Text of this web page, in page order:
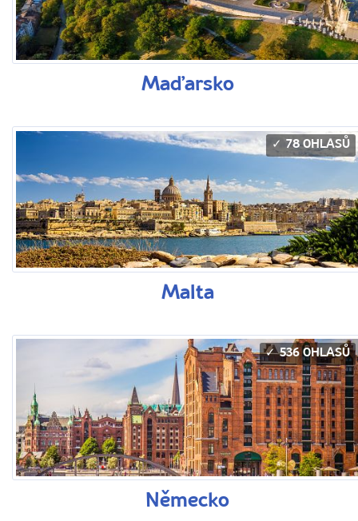
Maďarsko
78 OHLASŮ
Malta
536 OHLASŮ
Německo